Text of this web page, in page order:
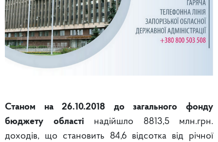
Станом на 26.10.2018
до загального фонду
бюджету області надійшло 8813,5 млн.грн.
доходів, що становить 84,6 відсотка від річної